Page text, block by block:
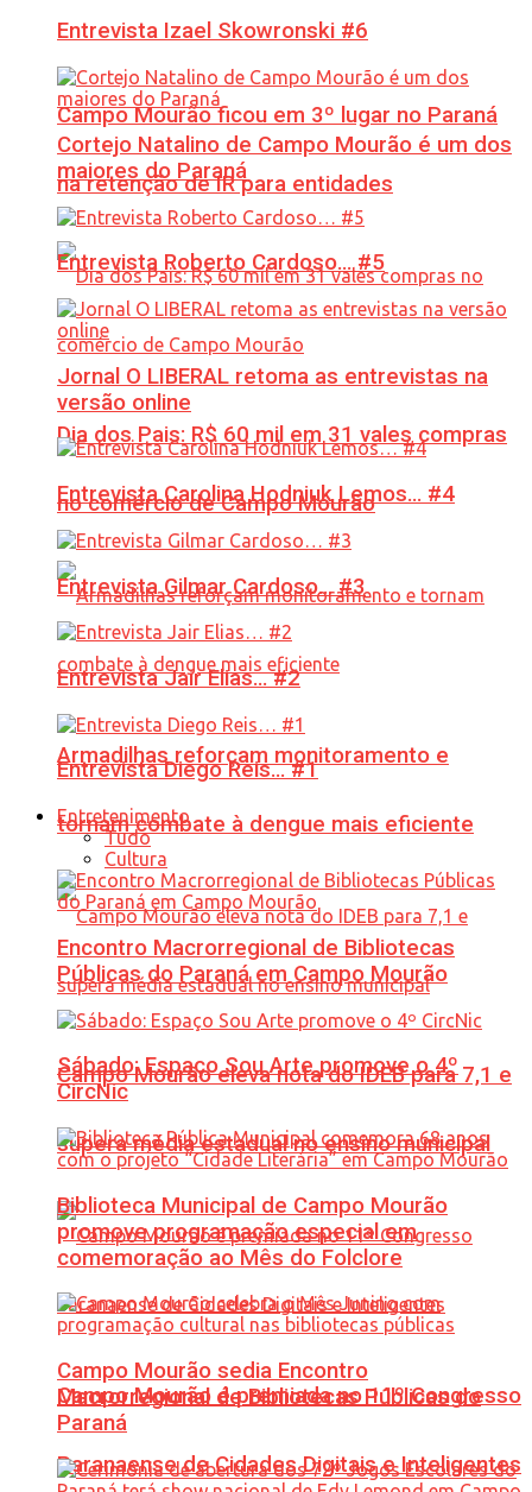
Campo Mourão ficou em 3º lugar no Paraná
na retenção de IR para entidades
Dia dos Pais: R$ 60 mil em 31 vales compras
no comércio de Campo Mourão
Armadilhas reforçam monitoramento e
tornam combate à dengue mais eficiente
Campo Mourão eleva nota do IDEB para 7,1 e
supera média estadual no ensino municipal
Campo Mourão é premiada no 11º Congresso
Paranaense de Cidades Digitais e Inteligentes
Entrevista Izael Skowronski #6
Cortejo Natalino de Campo Mourão é um dos
maiores do Paraná
Entrevista Roberto Cardoso… #5
Jornal O LIBERAL retoma as entrevistas na
versão online
Entrevista Carolina Hodniuk Lemos… #4
Entrevista Gilmar Cardoso… #3
Entrevista Jair Elias… #2
Entrevista Diego Reis… #1
Entretenimento
Tudo
Cultura
Encontro Macrorregional de Bibliotecas
Públicas do Paraná em Campo Mourão
Sábado: Espaço Sou Arte promove o 4º
CircNic
Biblioteca Municipal de Campo Mourão
promove programação especial em
comemoração ao Mês do Folclore
Campo Mourão sedia Encontro
Macrorregional de Bibliotecas Públicas do
Paraná